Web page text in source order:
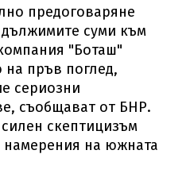
предоговаряне
суми към
"Боташ"
на пръв поглед,
сериозни
съобщават от БНР.
скептицизъм
намерения на южната